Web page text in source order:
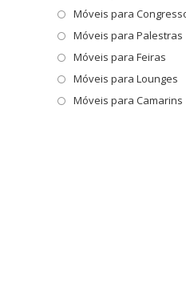
Móveis para
Móveis para Palestras
Móveis para Feiras
Móveis para Lounges
Móveis para Camarins